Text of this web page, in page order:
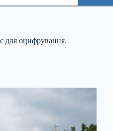
для оцифрування.